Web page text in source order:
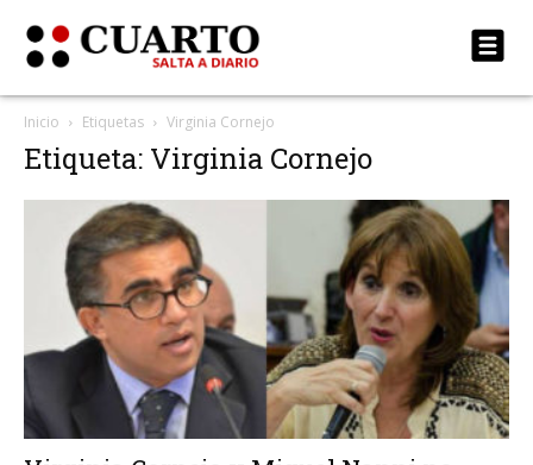
Inicio Etiquetas Virginia Cornejo
Etiqueta: Virginia Cornejo